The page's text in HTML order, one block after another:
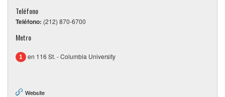
Teléfono
Teléfono: (212) 870-6700
Metro
1 en 116 St. - Columbia University
Website